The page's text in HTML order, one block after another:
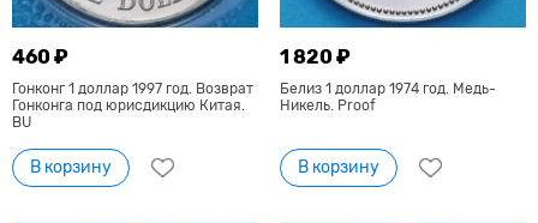
460 ₽
Гонконг 1 доллар 1997 год. Возврат
Гонконга под юрисдикцию Китая.
BU
В корзину
1 820 ₽
Белиз 1 доллар 1974 год. Медь-
Никель. Proof
В корзину